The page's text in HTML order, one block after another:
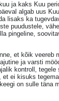
ja kaks Kuu
algab uus
lisaks ka
puudustele,
pingeline,
et kõik veereb
ja varsti
kontroll,
ei kisuks
on sulle täna